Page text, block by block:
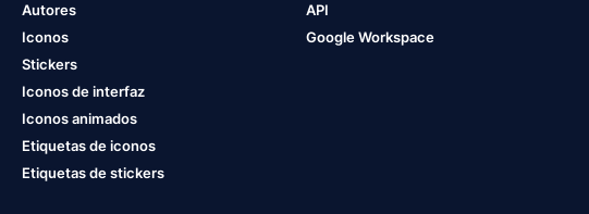
Autores
Iconos
Stickers
Iconos de interfaz
Iconos animados
Etiquetas de iconos
Etiquetas de stickers
API
Google Workspace